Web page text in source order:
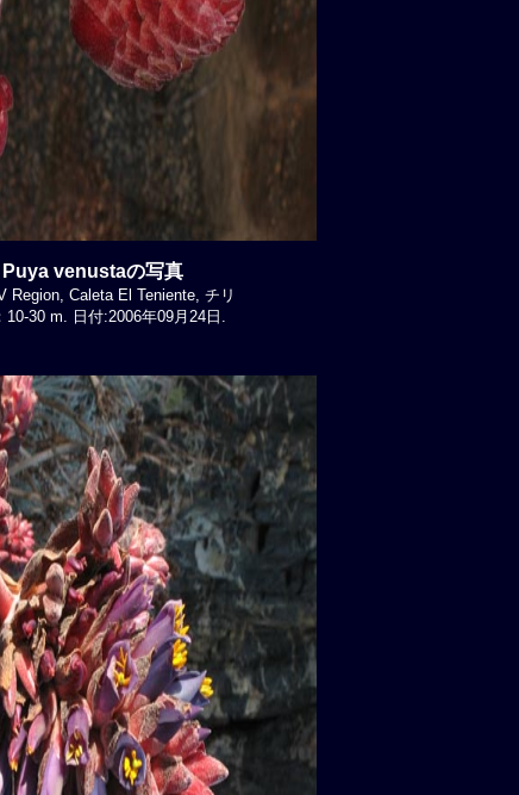
Puya venustaの写真
Region, Caleta El Teniente, チリ
10-30 m. 日付:2006年09月24日.